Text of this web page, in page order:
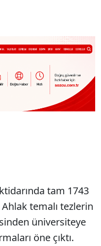
tam 1743
temalı tezlerin
üniversiteye
öne çıktı.